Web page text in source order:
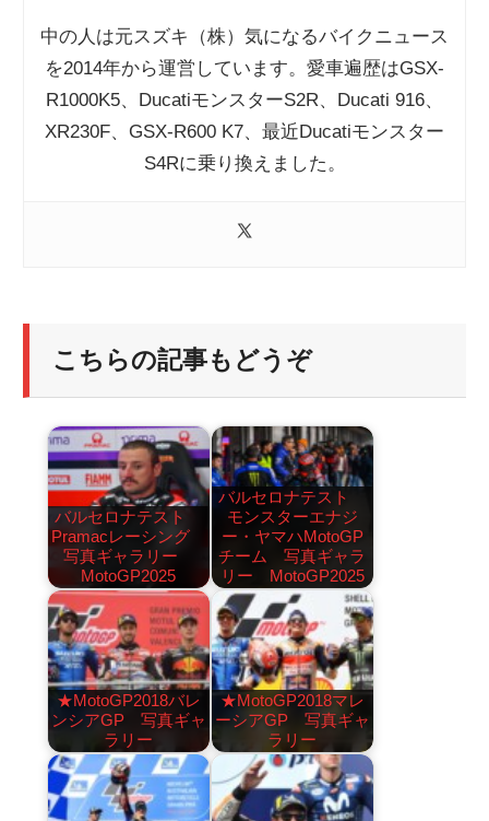
中の人は元スズキ（株）気になるバイクニュース
を2014年から運営しています。愛車遍歴はGSX-
R1000K5、DucatiモンスターS2R、Ducati 916、
XR230F、GSX-R600 K7、最近Ducatiモンスター
S4Rに乗り換えました。
こちらの記事もどうぞ
バルセロナテスト
Pramacレーシング
写真ギャラリー
MotoGP2025
バルセロナテスト
モンスターエナジ
ー・ヤマハMotoGP
チーム 写真ギャラ
リー MotoGP2025
★MotoGP2018バレ
ンシアGP 写真ギャ
ラリー
★MotoGP2018マレ
ーシアGP 写真ギャ
ラリー